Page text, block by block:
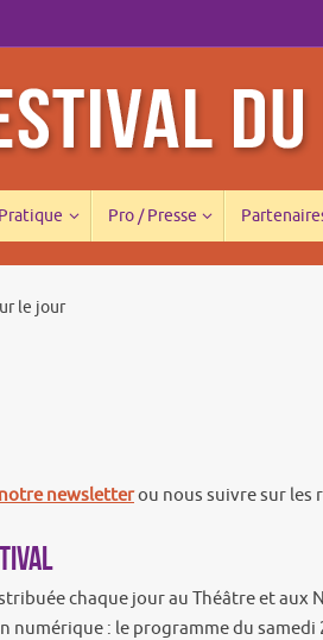
Pratique Pro / Presse
le jour
notre newsletterou nous suivre sur les
chaque jour au Théâtre et
numérique : le programme du